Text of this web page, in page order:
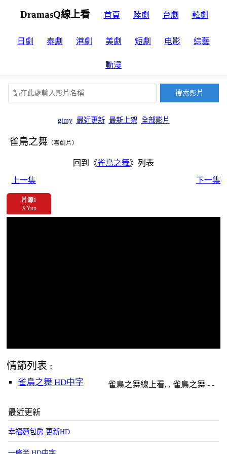
DramasQ線上看 首頁 陸劇 台劇 韓劇
日劇 泰劇 港劇 美劇 短劇 电影 綜藝
動漫
gimy 最近更新 最新上架 全部影片
雀鳥之舞 （喜劇片）
回到《雀鳥之舞》列表
上一集
下一集
片源1
XYun
情節列表 :
雀鳥之舞 HD中字 雀鳥之舞線上看, , 雀鳥之舞 - -
最近更新
幸福麪包房 更新HD